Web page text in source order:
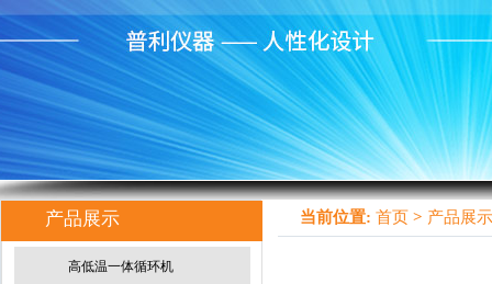
产品展示
高低温一体循环机
当前位置: 首页 > 产品展示